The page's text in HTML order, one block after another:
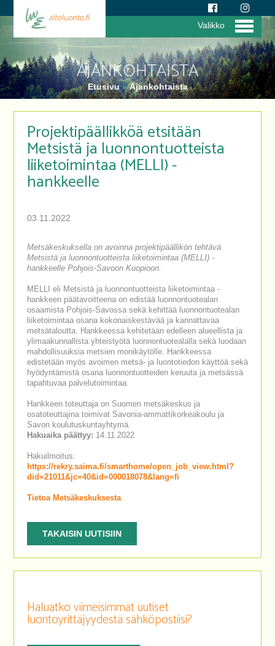
AJANKOHTAISTA
Etusivu»Ajankohtaista
Valikko
Projektipäällikköä etsitään
Metsistä ja luonnontuotteista
liiketoimintaa (MELLI) -
hankkeelle
03.11.2022
Metsäkeskuksella on avoinna projektipäällikön tehtävä
Metsistä ja luonnontuotteista liiketoimintaa (MELLI) -
hankkeelle Pohjois-Savoon Kuopioon.
MELLI eli Metsistä ja luonnontuotteista liiketoimintaa -
hankkeen päätavoitteena on edistää luonnontuotealan
osaamista Pohjois-Savossa sekä kehittää luonnontuotealan
liiketoimintaa osana kokonaiskestävää ja kannattavaa
metsätaloutta. Hankkeessa kehitetään edelleen alueellista ja
ylimaakunnallista yhteistyötä luonnontuotealalla sekä luodaan
mahdollisuuksia metsien monikäytölle. Hankkeessa
edistetään myös avoimen metsä- ja luontotiedon käyttöä sekä
hyödyntämistä osana luonnontuotteiden keruuta ja metsässä
tapahtuvaa palvelutoimintaa.
Hankkeen toteuttaja on Suomen metsäkeskus ja
osatoteuttajina toimivat Savonia-ammattikorkeakoulu ja
Savon koulutuskuntayhtymä.
Hakuaika päättyy: 14.11.2022
Hakuilmoitus:
https://rekry.saima.fi/smarthome/open_job_view.html?
did=21011&jc=40&id=000018078&lang=fi
Tietoa Metsäkeskuksesta
TAKAISIN UUTISIIN
Haluatko viimeisimmät uutiset
luontoyrittäjyydestä sähköpostiisi?